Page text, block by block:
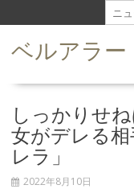
k
ベルアラー
しっかりせ
女がデレる
レラ」
2022年8月10日